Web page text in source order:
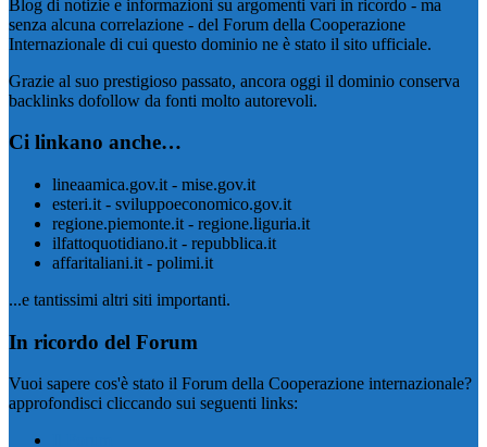
Blog di notizie e informazioni su argomenti vari in ricordo - ma
senza alcuna correlazione - del Forum della Cooperazione
Internazionale di cui questo dominio ne è stato il sito ufficiale.
Grazie al suo prestigioso passato, ancora oggi il dominio conserva
backlinks dofollow da fonti molto autorevoli.
Ci linkano anche…
lineaamica.gov.it - mise.gov.it
esteri.it - sviluppoeconomico.gov.it
regione.piemonte.it - regione.liguria.it
ilfattoquotidiano.it - repubblica.it
affaritaliani.it - polimi.it
...e tantissimi altri siti importanti.
In ricordo del Forum
Vuoi sapere cos'è stato il Forum della Cooperazione internazionale?
approfondisci cliccando sui seguenti links: